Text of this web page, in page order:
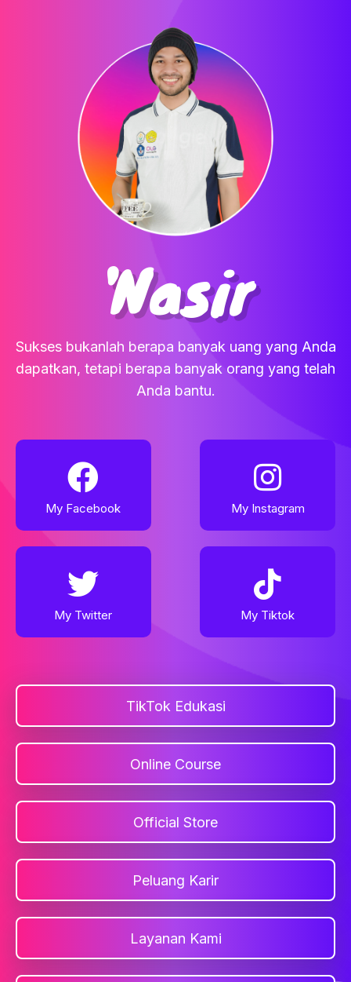
'Nasir
Sukses bukanlah berapa banyak uang yang Anda
dapatkan, tetapi berapa banyak orang yang telah
Anda bantu.
My Facebook My Instagram
My Twitter My Tiktok
TikTok Edukasi
Online Course
Official Store
Peluang Karir
Layanan Kami